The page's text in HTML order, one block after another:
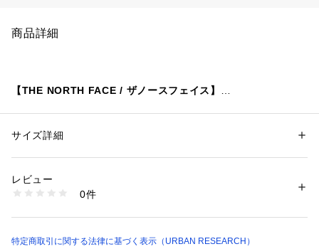
商品詳細
【THE NORTH FACE / ザノースフェイス】
ブランド。
世界中のアウトドアメーカーの中で、ファッショニスタの間で
も最も人気の高いブランドの一つ。
性別：メンズ
素材：-
洗濯：-
※詳しい洗濯方法については、商品の品質表示タグをご覧ください
DMA6-NM72353 （ショップ）
サイズ詳細
レビュー
0件
特定商取引に関する法律に基づく表示（URBAN RESEARCH）